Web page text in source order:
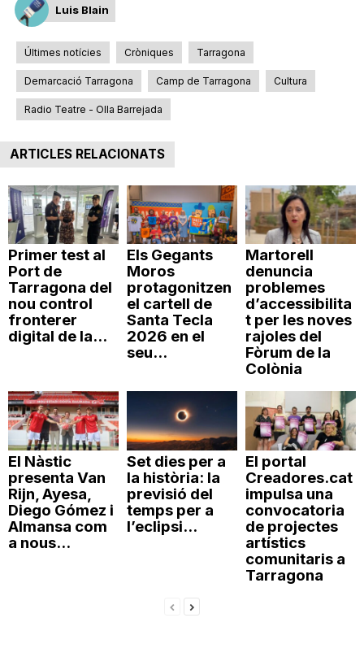
Luis Blain
Últimes notícies Cròniques Tarragona
Demarcació Tarragona Camp de Tarragona Cultura
Radio Teatre - Olla Barrejada
ARTICLES RELACIONATS
Primer test al
Port de
Tarragona del
nou control
fronterer
digital de la...
Els Gegants
Moros
protagonitzen
el cartell de
Santa Tecla
2026 en el
seu...
Martorell
denuncia
problemes
d’accessibilita
t per les noves
rajoles del
Fòrum de la
Colònia
El Nàstic
presenta Van
Rijn, Ayesa,
Diego Gómez i
Almansa com
a nous...
Set dies per a
la història: la
previsió del
temps per a
l’eclipsi...
El portal
Creadores.cat
impulsa una
convocatoria
de projectes
artístics
comunitaris a
Tarragona